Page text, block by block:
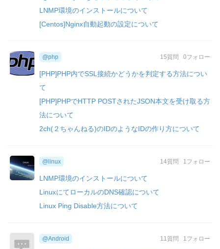
LNMP環境のインストールについて
[Centos]Nginx自動起動の設定について
15質問 0フォロー
@php
[PHP]PHP内でSSL接続かどうかを判定する方法につい
て
[PHP]PHPでHTTP POSTされたJSON本文を受け取る方
法について
2ch(２ちゃんねる)のIDのようなIDの作り方について
14質問 1フォロー
@linux
LNMP環境のインストールについて
LinuxにてローカルのDNS確認について
Linux Ping Disable方法について
11質問 1フォロー
@Android